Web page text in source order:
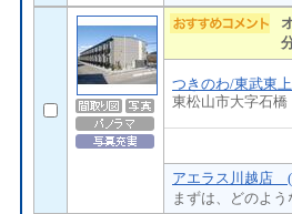
つきのわ/東武東
東松山市大字石橋
アエラス川越店 (
まずは、どのよ